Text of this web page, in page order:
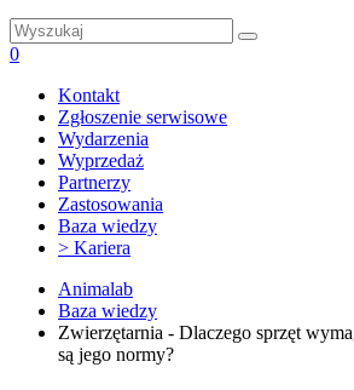
0
Kontakt
Zgłoszenie serwisowe
Wydarzenia
Wyprzedaż
Partnerzy
Zastosowania
Baza wiedzy
> Kariera
Animalab
Baza wiedzy
Zwierzętarnia - Dlaczego sprzęt
są jego normy?